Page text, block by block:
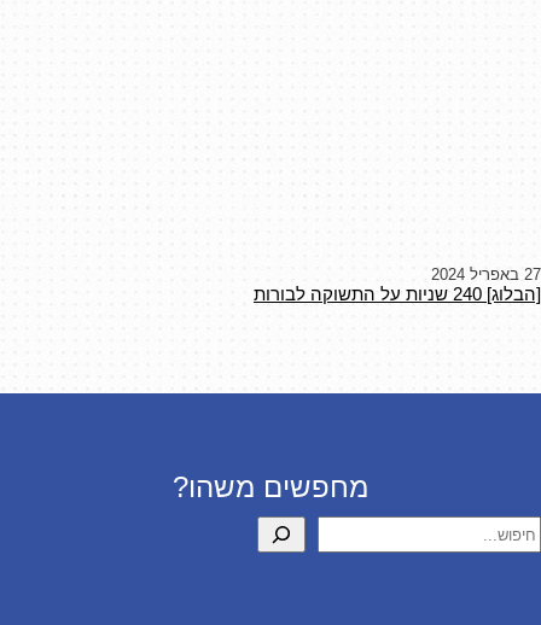
27 באפריל 2024
[הבלוג] 240 שניות על התשוקה לבורות
מחפשים משהו?
חיפוש